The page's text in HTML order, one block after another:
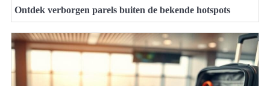
Ontdek verborgen parels buiten de bekende hotspots